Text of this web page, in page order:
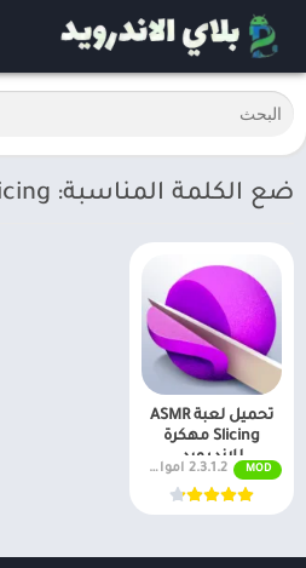
ضع الكلمة المناسبة: ASMR Slicing مهكره
تحميل لعبة ASMR
Slicing مهكرة
للاندرويد
MOD 2.3.1.2 اموال غير محدودة